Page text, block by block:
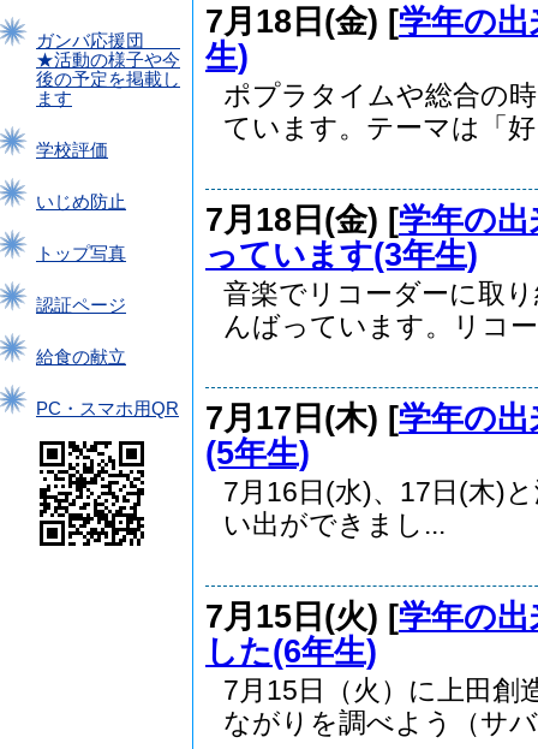
ガンバ応援団
★活動の様子や今
後の予定を掲載し
ます
学校評価
いじめ防止
トップ写真
認証ページ
給食の献立
PC・スマホ用QR
7月18日(金) [学年の出
生)
ポプラタイムや総合の
ています。テーマは「
7月18日(金) [学年の出
っています(3年生)
音楽でリコーダーに取
んばっています。リコ
7月17日(木) [学年の出
(5年生)
7月16日(水)、17日(木)
い出ができまし...
7月15日(火) [学年の出
した(6年生)
7月15日（火）に上田創
ながりを調べよう（サ